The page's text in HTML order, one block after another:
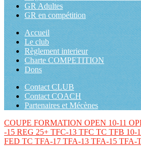
GR Adultes
GR en compétition
Accueil
Le club
Règlement interieur
Charte COMPETITION
Dons
Contact CLUB
Contact COACH
Partenaires et Mécènes
COUPE FORMATION OPEN 10-11
-15 REG 25+ TFC-13 TFC TC TFB 10-
FED TC TFA-17 TFA-13 TFA-15 TFA-